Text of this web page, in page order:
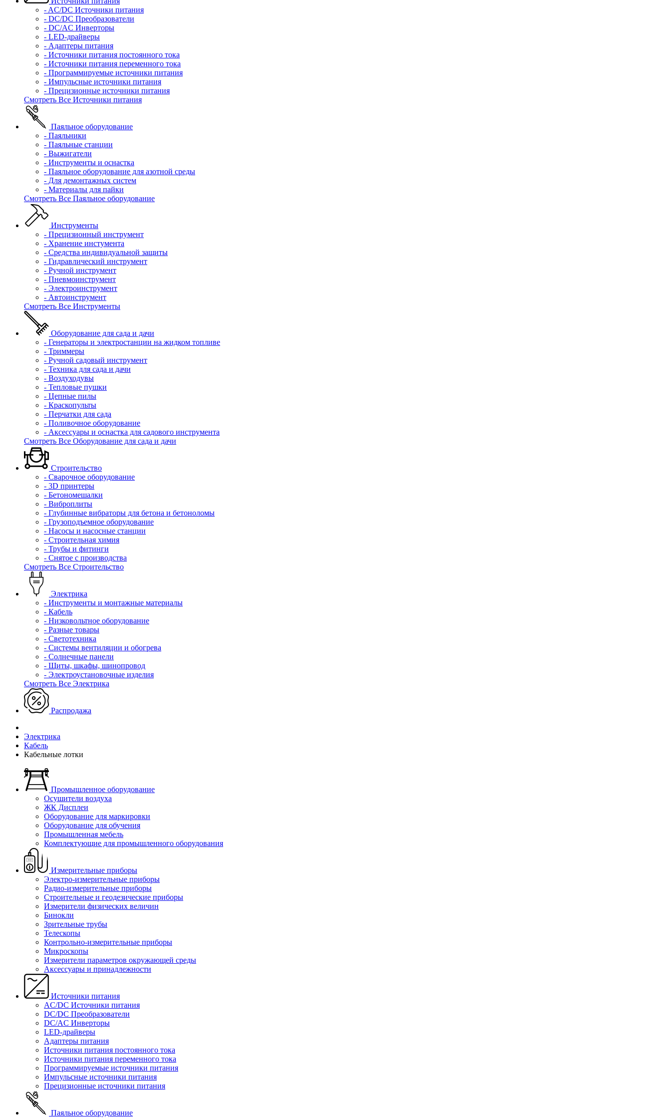
- AC/DC Источники питания
- DC/DC Преобразователи
- DC/AC Инверторы
- LED-драйверы
- Адаптеры питания
- Источники питания постоянного тока
- Источники питания переменного тока
- Программируемые источники питания
- Импульсные источники питания
- Прецизионные источники питания
Смотреть Все Источники питания
Паяльное оборудование
- Паяльники
- Паяльные станции
- Выжигатели
- Инструменты и оснастка
- Паяльное оборудование для азотной среды
- Для демонтажных систем
- Материалы для пайки
Смотреть Все Паяльное оборудование
Инструменты
- Прецизионный инструмент
- Хранение инстумента
- Средства индивидуальной защиты
- Гидравлический инструмент
- Ручной инструмент
- Пневмоинструмент
- Электроинструмент
- Автоинструмент
Смотреть Все Инструменты
Оборудование для сада и дачи
- Генераторы и электростанции на жидком топливе
- Триммеры
- Ручной садовый инструмент
- Техника для сада и дачи
- Воздуходувы
- Тепловые пушки
- Цепные пилы
- Краскопульты
- Перчатки для сада
- Поливочное оборудование
- Аксессуары и оснастка для садового инструмента
Смотреть Все Оборудование для сада и дачи
Строительство
- Сварочное оборудование
- 3D принтеры
- Бетономешалки
- Виброплиты
- Глубинные вибраторы для бетона и бетоноломы
- Грузоподъемное оборудование
- Насосы и насосные станции
- Строительная химия
- Трубы и фитинги
- Снятое с производства
Смотреть Все Строительство
Электрика
- Инструменты и монтажные материалы
- Кабель
- Низковольтное оборудование
- Разные товары
- Светотехника
- Системы вентиляции и обогрева
- Солнечные панели
- Щиты, шкафы, шинопровод
- Электроустановочные изделия
Смотреть Все Электрика
Распродажа
Электрика
Кабель
Кабельные лотки
Промышленное оборудование
Осушители воздуха
ЖК Дисплеи
Оборудование для маркировки
Оборудование для обучения
Промышленная мебель
Комплектующие для промышленного оборудования
Измерительные приборы
Электро-измерительные приборы
Радио-измерительные приборы
Строительные и геодезические приборы
Измерители физических величин
Бинокли
Зрительные трубы
Телескопы
Контрольно-измерительные приборы
Микроскопы
Измерители параметров окружающей среды
Аксессуары и принадлежности
Источники питания
AC/DC Источники питания
DC/DC Преобразователи
DC/AC Инверторы
LED-драйверы
Адаптеры питания
Источники питания постоянного тока
Источники питания переменного тока
Программируемые источники питания
Импульсные источники питания
Прецизионные источники питания
Паяльное оборудование